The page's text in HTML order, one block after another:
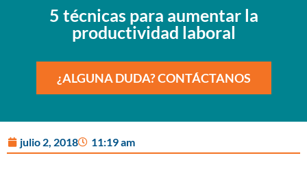
5 técnicas para aumentar la
productividad laboral
¿ALGUNA DUDA? CONTÁCTANOS
julio 2, 2018 11:19 am